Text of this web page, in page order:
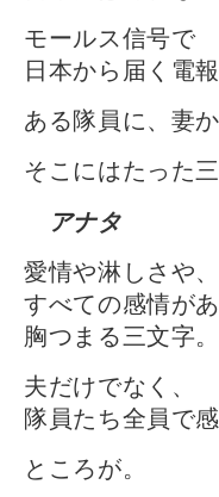
モールス信号で
日本から届く電
ある隊員に、妻
そこにはたった
アナタ
愛情や淋しさや
すべての感情が
胸つまる三文字
夫だけでなく、
隊員たち全員で
ところが。